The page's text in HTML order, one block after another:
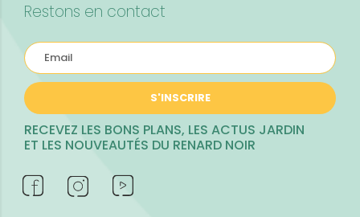
Restons en contact
S'INSCRIRE
RECEVEZ LES BONS PLANS, LES ACTUS JARDIN
ET LES NOUVEAUTÉS DU RENARD NOIR